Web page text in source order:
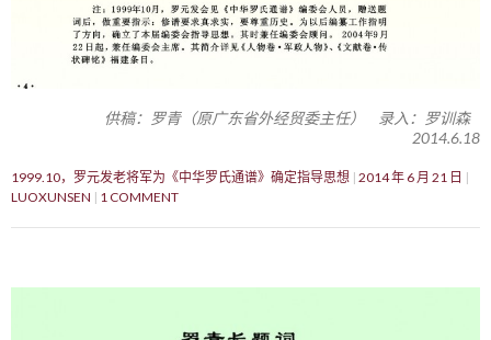
供稿：罗青（原广东省外经贸委主任） 录入：罗训森
2014.6.18
1999.10，罗元发老将军为《中华罗氏通谱》确定指导思想 2014 年 6 月 21 日
LUOXUNSEN
1 COMMENT